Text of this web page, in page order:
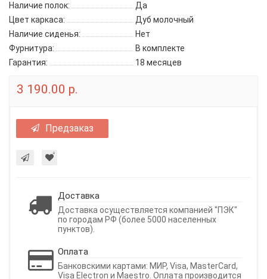
Наличие полок:
Да
Цвет каркаса:
Дуб молочный
Наличие сиденья:
Нет
Фурнитура:
В комплекте
Гарантия:
18 месяцев
3 190.00 р.
Предзаказ
Доставка
Доставка осуществляется компанией "ПЭК"
по городам РФ (более 5000 населенных
пунктов).
Оплата
Банковскими картами: МИР, Visa, MasterCard,
Visa Electron и Maestro. Оплата производится